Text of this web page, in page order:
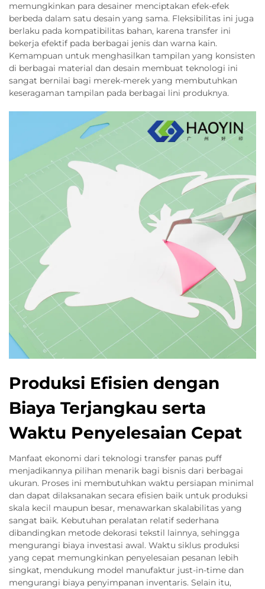
memungkinkan para desainer menciptakan efek-efek
berbeda dalam satu desain yang sama. Fleksibilitas ini juga
berlaku pada kompatibilitas bahan, karena transfer ini
bekerja efektif pada berbagai jenis dan warna kain.
Kemampuan untuk menghasilkan tampilan yang konsisten
di berbagai material dan desain membuat teknologi ini
sangat bernilai bagi merek-merek yang membutuhkan
keseragaman tampilan pada berbagai lini produknya.
Produksi Efisien dengan
Biaya Terjangkau serta
Waktu Penyelesaian Cepat
Manfaat ekonomi dari teknologi transfer panas puff
menjadikannya pilihan menarik bagi bisnis dari berbagai
ukuran. Proses ini membutuhkan waktu persiapan minimal
dan dapat dilaksanakan secara efisien baik untuk produksi
skala kecil maupun besar, menawarkan skalabilitas yang
sangat baik. Kebutuhan peralatan relatif sederhana
dibandingkan metode dekorasi tekstil lainnya, sehingga
mengurangi biaya investasi awal. Waktu siklus produksi
yang cepat memungkinkan penyelesaian pesanan lebih
singkat, mendukung model manufaktur just-in-time dan
mengurangi biaya penyimpanan inventaris. Selain itu,